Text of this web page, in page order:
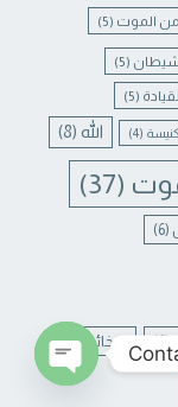
الموت (5)
(5)
(5)
(4) الله (8)
(37)
(6)
(6) ميخائيل(6)